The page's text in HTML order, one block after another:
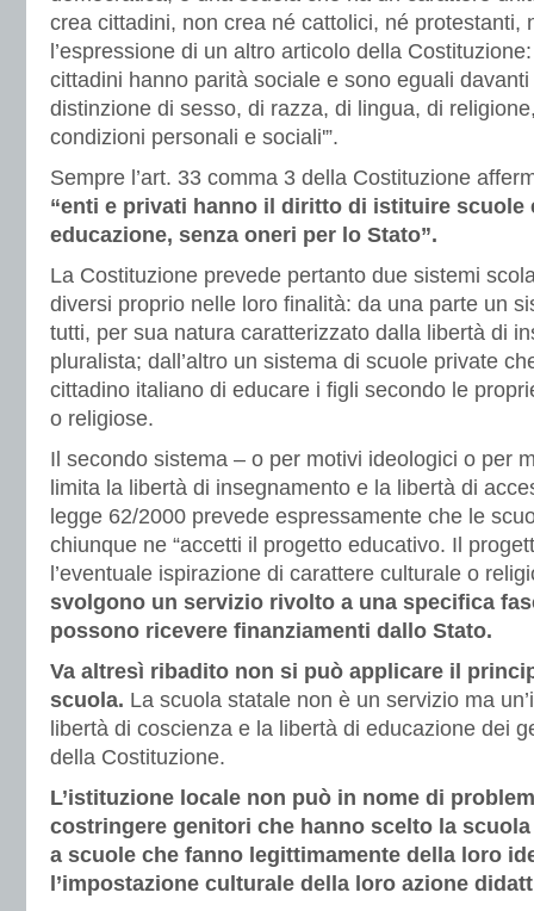
crea cittadini, non crea né cattolici, né protestanti,
l’espressione di un altro articolo della Costituzione:
cittadini hanno parità sociale e sono eguali
distinzione di sesso, di razza, di lingua, di
condizioni personali e sociali'”.
Sempre l’art. 33 comma 3 della Costituzione
“enti e privati hanno il diritto di istituire scuole
educazione, senza oneri per lo Stato”.
La Costituzione prevede pertanto due sistemi
diversi proprio nelle loro finalità: da una parte un
tutti, per sua natura caratterizzato dalla libertà di
pluralista; dall’altro un sistema di scuole private
cittadino italiano di educare i figli secondo le
o religiose.
Il secondo sistema – o per motivi ideologici o per
limita la libertà di insegnamento e la libertà di
legge 62/2000 prevede espressamente che le
chiunque ne “accetti il progetto educativo. Il
l’eventuale ispirazione di carattere culturale o
svolgono un servizio rivolto a una specifica
possono ricevere finanziamenti dallo Stato.
Va altresì ribadito non si può applicare il
scuola. La scuola statale non è un servizio ma
libertà di coscienza e la libertà di educazione dei
della Costituzione.
L’istituzione locale non può in nome di
costringere genitori che hanno scelto la
a scuole che fanno legittimamente della loro
l’impostazione culturale della loro azione